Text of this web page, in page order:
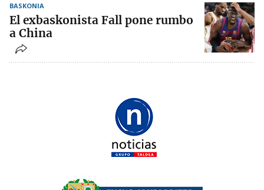
BASKONIA
El exbaskonista Fall pone rumbo
a China